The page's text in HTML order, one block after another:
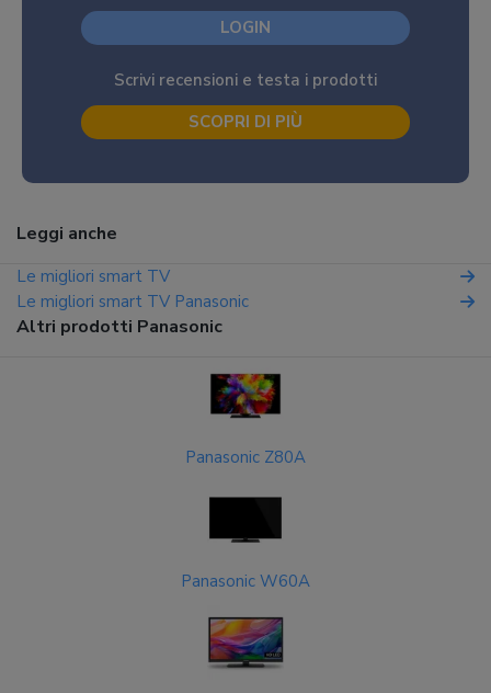
LOGIN
Scrivi recensioni e testa i prodotti
SCOPRI DI PIÙ
Leggi anche
Le migliori smart TV
Le migliori smart TV Panasonic
Altri prodotti Panasonic
Panasonic Z80A
Panasonic W60A